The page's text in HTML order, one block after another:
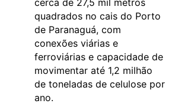
cerca de 27,5 mil metros
quadrados no cais do Porto
de Paranaguá, com
conexões viárias e
ferroviárias e capacidade de
movimentar até 1,2 milhão
de toneladas de celulose por
ano.